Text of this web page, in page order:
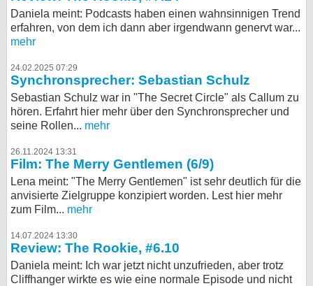
Daniela meint: Podcasts haben einen wahnsinnigen Trend
erfahren, von dem ich dann aber irgendwann genervt war...
mehr
24.02.2025 07:29
Synchronsprecher: Sebastian Schulz
Sebastian Schulz war in "The Secret Circle" als Callum zu
hören. Erfahrt hier mehr über den Synchronsprecher und
seine Rollen... mehr
26.11.2024 13:31
Film: The Merry Gentlemen (6/9)
Lena meint: "The Merry Gentlemen" ist sehr deutlich für die
anvisierte Zielgruppe konzipiert worden. Lest hier mehr
zum Film... mehr
14.07.2024 13:30
Review: The Rookie, #6.10
Daniela meint: Ich war jetzt nicht unzufrieden, aber trotz
Cliffhanger wirkte es wie eine normale Episode und nicht